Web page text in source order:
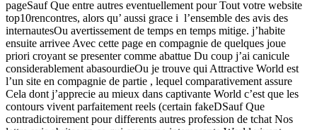
pageSauf Que entre autres eventuellement pour Tout votre website
top10rencontres, alors qu’ aussi grace i l’ensemble des avis des
internautesOu avertissement de temps en temps mitige. j’habite
ensuite arrivee Avec cette page en compagnie de quelques joue
priori croyant se presenter comme abattue Du coup j’ai canicule
considerablement abasourdieOu je trouve qui Attractive World est
l’un site en compagnie de partie , lequel comparativement assure
Cela dont j’apprecie au mieux dans captivante World c’est que les
contours vivent parfaitement reels (certain fakeDSauf Que
contradictoirement pour differents autres profession de tchat Nos